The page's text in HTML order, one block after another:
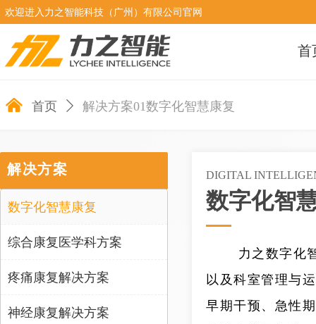
首
欢迎进入力之智能科技（广州）有限公司官网
낀 首页 ꄲ 解决方案01数字化智慧康复
解决方案
数字化智慧康复
综合康复医学科方案
疼痛康复解决方案
神经康复解决方案
力之数字化智
以及科室管理与
早期干预、急性
DIGITAL
数字化智